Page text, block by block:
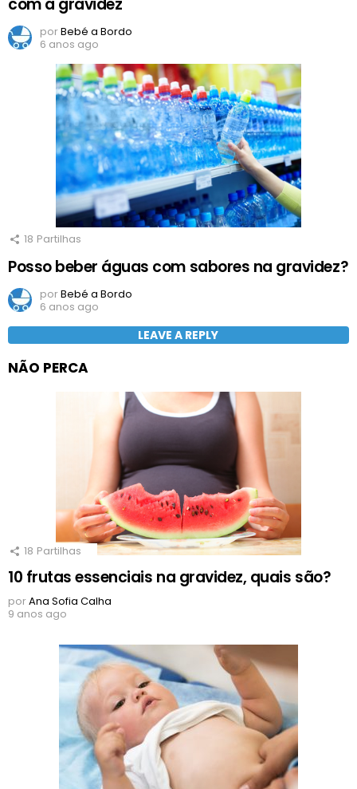
porBebé a Bordo
6 anos ago
18 Partilhas
Posso beber águas com sabores na gravidez?
porBebé a Bordo
6 anos ago
LEAVE A REPLY
NÃO PERCA
18 Partilhas
10 frutas essenciais na gravidez, quais são?
porAna Sofia Calha
9 anos ago